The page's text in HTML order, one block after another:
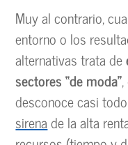
Muy al contrario,
entorno o los
alternativas trata de
sectores “de moda”
desconoce casi
sirenade la alta